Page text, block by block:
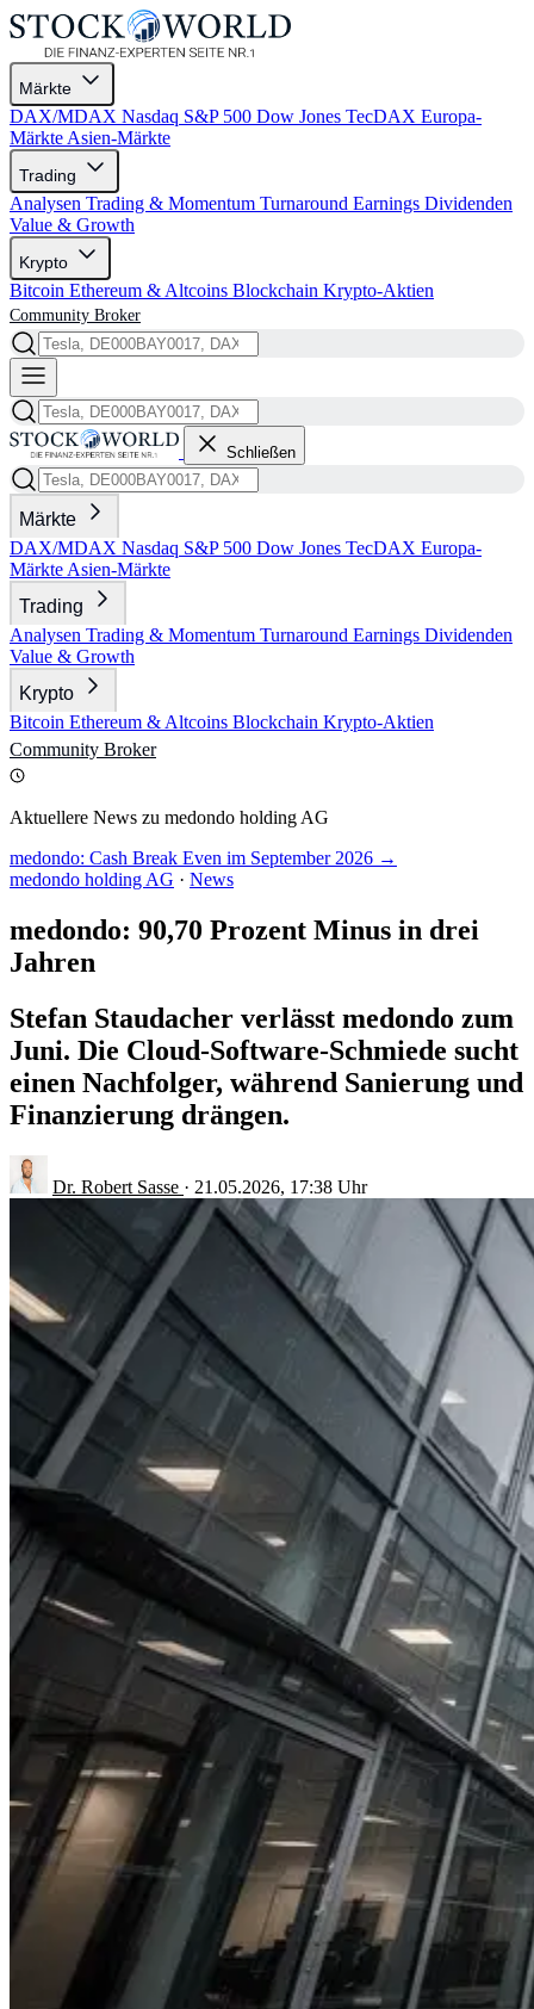
Märkte
DAX/MDAX Nasdaq S&P 500 Dow Jones TecDAX Europa-
Märkte Asien-Märkte
Trading
Analysen Trading & Momentum Turnaround Earnings Dividenden
Value & Growth
Krypto
Bitcoin Ethereum & Altcoins Blockchain Krypto-Aktien
Community Broker
Schließen
Märkte
DAX/MDAX Nasdaq S&P 500 Dow Jones TecDAX Europa-
Märkte Asien-Märkte
Trading
Analysen Trading & Momentum Turnaround Earnings Dividenden
Value & Growth
Krypto
Bitcoin Ethereum & Altcoins Blockchain Krypto-Aktien
Community Broker
Aktuellere News zu medondo holding AG
medondo: Cash Break Even im September 2026 →
medondo holding AG · News
medondo: 90,70 Prozent Minus in drei
Jahren
Stefan Staudacher verlässt medondo zum
Juni. Die Cloud-Software-Schmiede sucht
einen Nachfolger, während Sanierung und
Finanzierung drängen.
Dr. Robert Sasse · 21.05.2026, 17:38 Uhr